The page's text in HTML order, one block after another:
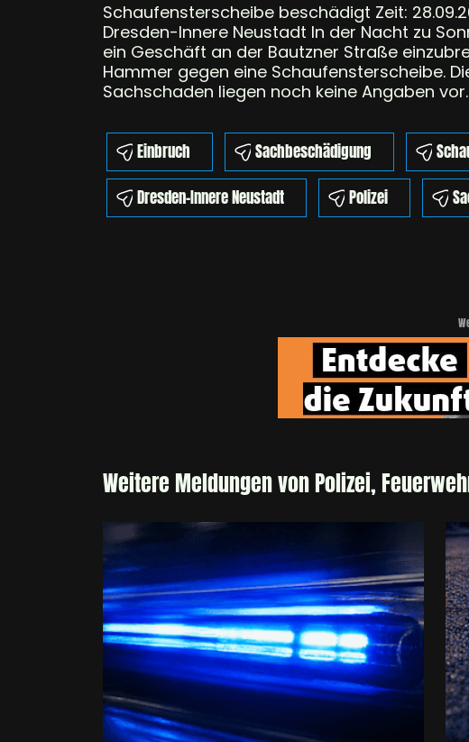
Schaufensterscheibe beschädigt Zeit:
Dresden-Innere Neustadt In der Nacht zu
ein Geschäft an der Bautzner Straße
Hammer gegen eine Schaufensterscheibe.
Sachschaden liegen noch keine Angaben
Einbruch Sachbeschädigung
Dresden-Innere Neustadt
Polizei
Weitere Meldungen von Polizei,